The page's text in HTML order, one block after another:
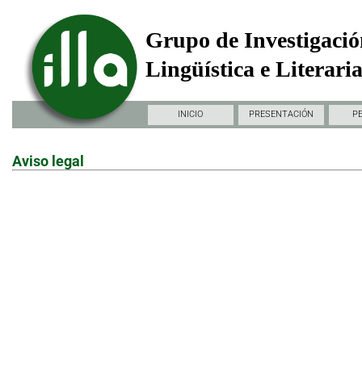
Grupo de
Lingüística e
INICIO PRESENTACIÓN
Aviso legal